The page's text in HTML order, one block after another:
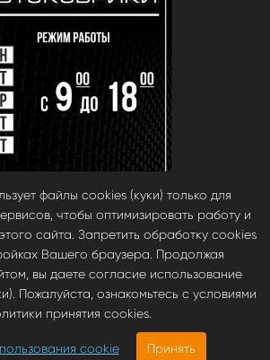
материалов с сайта, ссылка на сайт
ЭВА коврики EVA Smart —
файлы cookies (куки) только для
чтобы оптимизировать работу и
сайта. Запретить обработку cookies
Вашего браузера. Продолжая
вы даете согласие использование
Пожалуйста, ознакомьтесь с условиями
принятия cookies.
cookie Принять